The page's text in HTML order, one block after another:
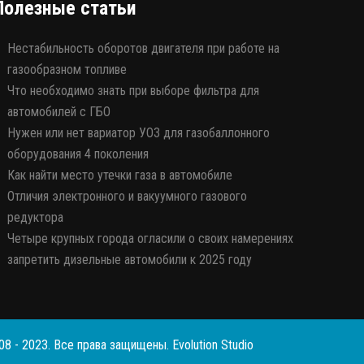
статьи
Нестабильность оборотов двигателя при работе на
газообразном топливе
Что необходимо знать при выборе фильтра для
автомобилей с ГБО
Нужен или нет вариатор УОЗ для газобаллонного
оборудования 4 поколения
Как найти место утечки газа в автомобиле
Отличия электронного и вакуумного газового
редуктора
Четыре крупных города огласили о своих намерениях
запретить дизельные автомобили к 2025 году
- 2023. Все права защищены. Evolution Studio